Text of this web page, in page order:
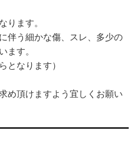
ります。
伴う細かな傷、スレ、多少の
ます。
となります）
め頂けますよう宜しくお願い